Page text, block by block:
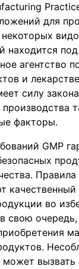
для
находится
агентство
и
силу
факторы.
GMP
Правила
во
свою
может вызвать